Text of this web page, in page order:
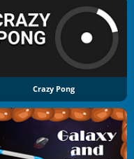
Crazy Pong